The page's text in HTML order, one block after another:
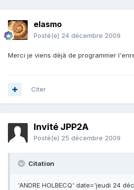
elasmo
Posté(e) 24 décembre 2009
Merci je viens déjà de programmer
Citer
Invité JPP2A
Posté(e) 25 décembre 2009
Citation
'ANDRE HOLBECQ' date='jeudi 24